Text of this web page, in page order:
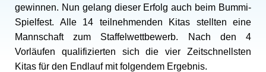
gewinnen. Nun gelang dieser Erfolg auch beim Bummi-
Spielfest. Alle 14 teilnehmenden Kitas stellten eine
Mannschaft zum Staffelwettbewerb. Nach den 4
Vorläufen qualifizierten sich die vier Zeitschnellsten
Kitas für den Endlauf mit folgendem Ergebnis.